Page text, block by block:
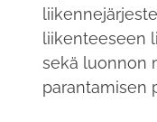
liikenteeseen
sekä luonnon
parantamisen